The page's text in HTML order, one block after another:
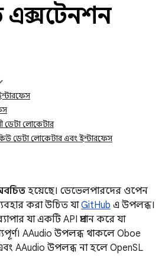
এক্সটেনশন
ডেটা লোকেটার
কিউ ডেটা লোকেটার এবং ইন্টারফেস
হয়েছে। ডেভেলপারদের ওপেন
করা উচিত যাGitHub এ উপলব্ধ।
যা একটি API প্রদান করে যা
AAudio উপলব্ধ থাকলে Oboe
AAudio উপলব্ধ না হলে OpenSL